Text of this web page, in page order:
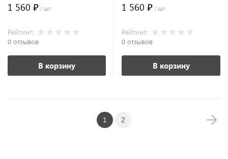
1 560 ₽ / шт
Рейтинг:
0 отзывов
В корзину
1 560 ₽ / шт
Рейтинг:
0 отзывов
В корзину
1 2